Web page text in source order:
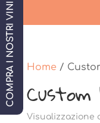
Home /
Visualizzazione
COMPRA I NOSTRI VINI